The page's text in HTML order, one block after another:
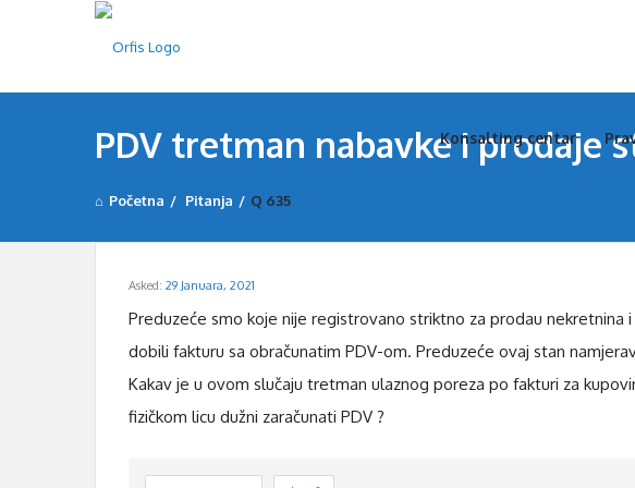
Navigation
Konsalting centar
PDV tretman nabavke i prodaje
Početna / Pitanja / Q 635
Asked: 29 Januara, 2021
Preduzeće smo koje nije registrovano striktno za prodau nekretnina
dobili fakturu sa obračunatim PDV-om. Preduzeće ovaj stan
Kakav je u ovom slučaju tretman ulaznog poreza po fakturi za
fizičkom licu dužni zaračunati PDV ?